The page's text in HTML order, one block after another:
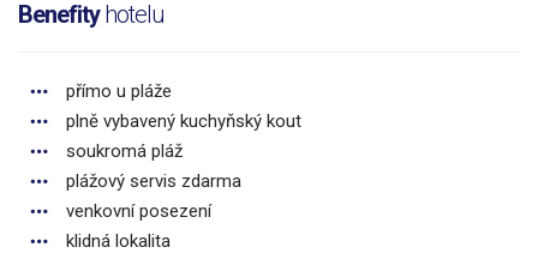
Benefityhotelu
přímo u pláže
plně vybavený kuchyňský kout
soukromá pláž
plážový servis zdarma
venkovní posezení
klidná lokalita